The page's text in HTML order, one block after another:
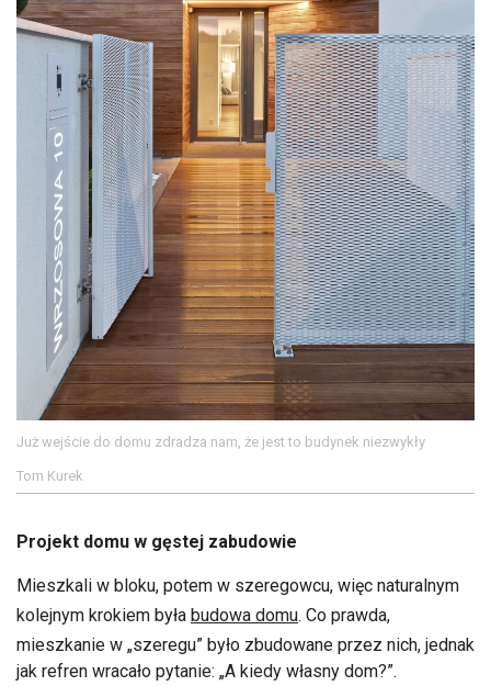
Już wejście do domu zdradza nam, że jest to budynek niezwykły
Tom Kurek
Projekt domu w gęstej zabudowie
Mieszkali w bloku, potem w szeregowcu, więc naturalnym
kolejnym krokiem była budowa domu. Co prawda,
mieszkanie w „szeregu” było zbudowane przez nich, jednak
jak refren wracało pytanie: „A kiedy własny dom?”.